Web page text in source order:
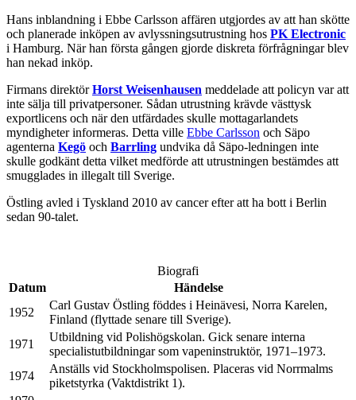
Hans inblandning i Ebbe Carlsson affären utgjordes av att han skötte
och planerade inköpen av avlyssningsutrustning hos PK Electronic
i Hamburg. När han första gången gjorde diskreta förfrågningar blev
han nekad inköp.
Firmans direktörHorst Weisenhausen meddelade att policyn var att
inte sälja till privatpersoner. Sådan utrustning krävde västtysk
exportlicens och när den utfärdades skulle mottagarlandets
myndigheter informeras. Detta ville Ebbe Carlsson och Säpo
agenterna Kegö och Barrling undvika då Säpo-ledningen inte
skulle godkänt detta vilket medförde att utrustningen bestämdes att
smugglades in illegalt till Sverige.
Östling avled i Tyskland 2010 av cancer efter att ha bott i Berlin
sedan 90-talet.
Biografi
Datum
Händelse
1952
Carl Gustav Östling föddes i Heinävesi, Norra Karelen,
Finland (flyttade senare till Sverige).
1971
Utbildning vid Polishögskolan. Gick senare interna
specialistutbildningar som vapeninstruktör, 1971–1973.
1974
Anställs vid Stockholmspolisen. Placeras vid Norrmalms
piketstyrka (Vaktdistrikt 1).